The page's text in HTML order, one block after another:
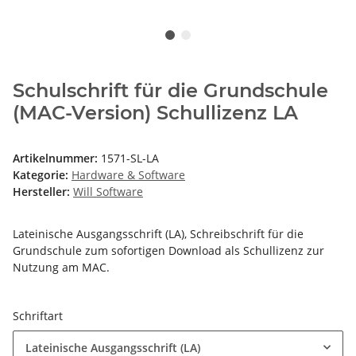
Schulschrift für die Grundschule
(MAC-Version) Schullizenz LA
Artikelnummer: 1571-SL-LA
Kategorie: Hardware & Software
Hersteller: Will Software
Lateinische Ausgangsschrift (LA), Schreibschrift für die
Grundschule zum sofortigen Download als Schullizenz zur
Nutzung am MAC.
Schriftart
Lateinische Ausgangsschrift (LA)